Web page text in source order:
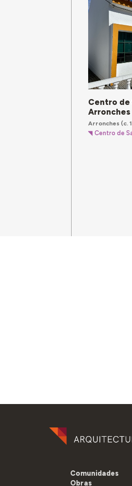
Centro de
Arronches
Arronches (c.
Centro de
Comunidades
Obras